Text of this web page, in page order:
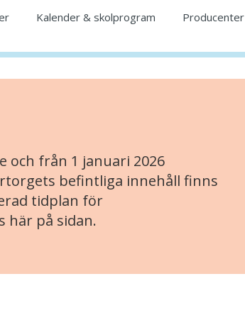
Kalender & skolprogram Producenter
från 1 januari 2026
befintliga innehåll finns
tidplan för
här på sidan.